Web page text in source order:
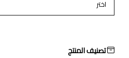
تصنيف المنتج